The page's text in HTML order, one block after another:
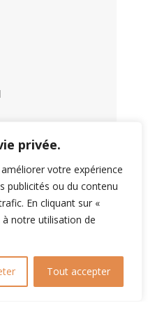
privée.
votre expérience
publicités ou du contenu
En cliquant sur «
notre utilisation de
Tout accepter
: 8h30 – 20h30